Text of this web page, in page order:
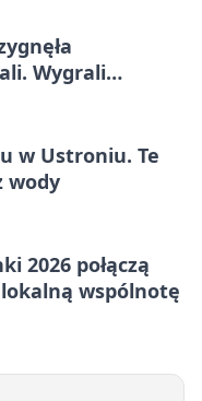
Wygrali
w Ustroniu. Te
wody
2026 połączą
wspólnotę